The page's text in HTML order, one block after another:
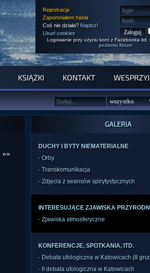
Rejestracja
Zapomniałem hasła
Coś nie działa? Napisz!
Usuń cookies
Logowanie przy użyciu kont z Facebooka itd.
poziomu forum
KSIĄŻKI KONTAKT
»»
GALERIA
DUCHY I BYTY NIEMATERIALNE
- Orby
- Transkomunikacja
- Zdjęcia z seansów spirytystycznych
INTERESUJĄCE ZJAWISKA
- Zjawiska atmosferyczne
KONFERENCJE, SPOTKANIA, ITD.
- Debata ufologiczna w Katowicach (8
- II debata ufologiczna w Katowicach